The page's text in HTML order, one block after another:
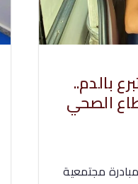
بالدم..
الصحي
مجتمعية